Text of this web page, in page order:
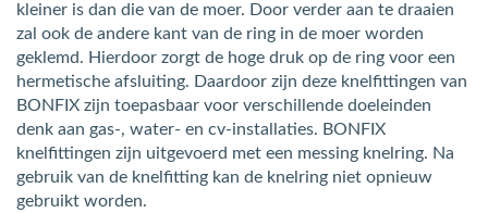
kleiner is dan die van de moer. Door verder aan te draaien
zal ook de andere kant van de ring in de moer worden
geklemd. Hierdoor zorgt de hoge druk op de ring voor een
hermetische afsluiting. Daardoor zijn deze knelfittingen van
BONFIX zijn toepasbaar voor verschillende doeleinden
denk aan gas-, water- en cv-installaties. BONFIX
knelfittingen zijn uitgevoerd met een messing knelring. Na
gebruik van de knelfitting kan de knelring niet opnieuw
gebruikt worden.